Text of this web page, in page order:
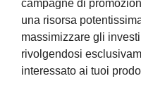
campagne di
una risorsa
massimizzare gli
rivolgendosi
interessato ai tuoi